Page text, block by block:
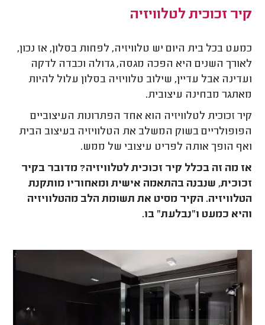
קיר זכוכית לטלוויזיה
כמעט בכל בית היום יש טלוויזיה, לפחות בסלון, אז נכון,
לאורך השנים היא הפכה מגסה, גדולה וכבדה לדקה
ועדינה אבל עדיין, שילוב טלוויזיה בסלון עלול להיות
מאתגר מבחינה עיצובית.
קיר זכוכית לטלוויזיה הוא אחד הפתרונות העיצוביים
הפופולריים בשוק המשלב את הטלוויזיה בעיצוב הבית
ואף הופך אותה לפריט עיצובי של ממש.
אז מה זה בכלל קיר זכוכית לטלוויזיה? מדובר בקיר
זכוכית, שנבנה בהתאמה אישית ומאחוריו מותקנת
הטלוויזיה. הקיר מסיט את תשומת הלב מהטלוויזיה
והיא כמעט ו"נבלעת" בו.